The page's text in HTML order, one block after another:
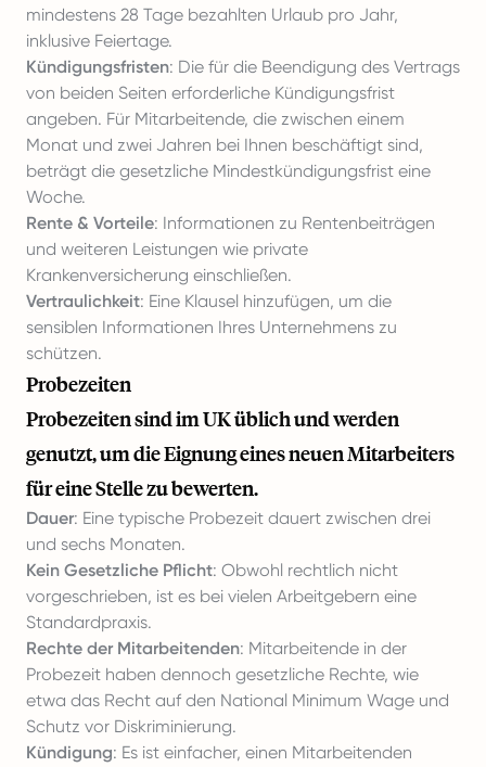
mindestens 28 Tage bezahlten Urlaub pro Jahr,
inklusive Feiertage.
Kündigungsfristen: Die für die Beendigung des Vertrags
von beiden Seiten erforderliche Kündigungsfrist
angeben. Für Mitarbeitende, die zwischen einem
Monat und zwei Jahren bei Ihnen beschäftigt sind,
beträgt die gesetzliche Mindestkündigungsfrist eine
Woche.
Rente & Vorteile: Informationen zu Rentenbeiträgen
und weiteren Leistungen wie private
Krankenversicherung einschließen.
Vertraulichkeit: Eine Klausel hinzufügen, um die
sensiblen Informationen Ihres Unternehmens zu
schützen.
Probezeiten
Probezeiten sind im UK üblich und werden
genutzt, um die Eignung eines neuen Mitarbeiters
für eine Stelle zu bewerten.
Dauer: Eine typische Probezeit dauert zwischen drei
und sechs Monaten.
Kein Gesetzliche Pflicht: Obwohl rechtlich nicht
vorgeschrieben, ist es bei vielen Arbeitgebern eine
Standardpraxis.
Rechte der Mitarbeitenden: Mitarbeitende in der
Probezeit haben dennoch gesetzliche Rechte, wie
etwa das Recht auf den National Minimum Wage und
Schutz vor Diskriminierung.
Kündigung: Es ist einfacher, einen Mitarbeitenden